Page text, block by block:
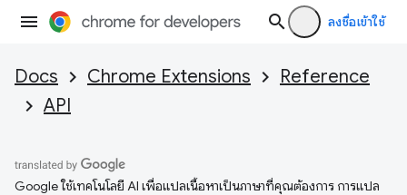
ลงชื่อเข้าใช้
Docs Chrome Extensions
Reference
API
Google ใช้เทคโนโลยี AI เพื่อแปลเนื้อหาเป็นภาษาที่คุณต้องการ การแปล